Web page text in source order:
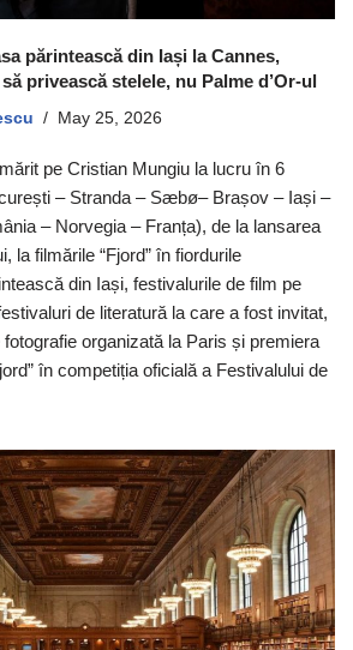
părintească din Iași la Cannes,
privească stelele, nu Palme d’Or-ul
May 25, 2026
pe Cristian Mungiu la lucru în 6
– Stranda – Sæbø– Brașov – Iași –
– Norvegia – Franța), de la lansarea
la filmările “Fjord” în fiordurile
din Iași, festivalurile de film pe
de literatură la care a fost invitat,
organizată la Paris și premiera
în competiția oficială a Festivalului de